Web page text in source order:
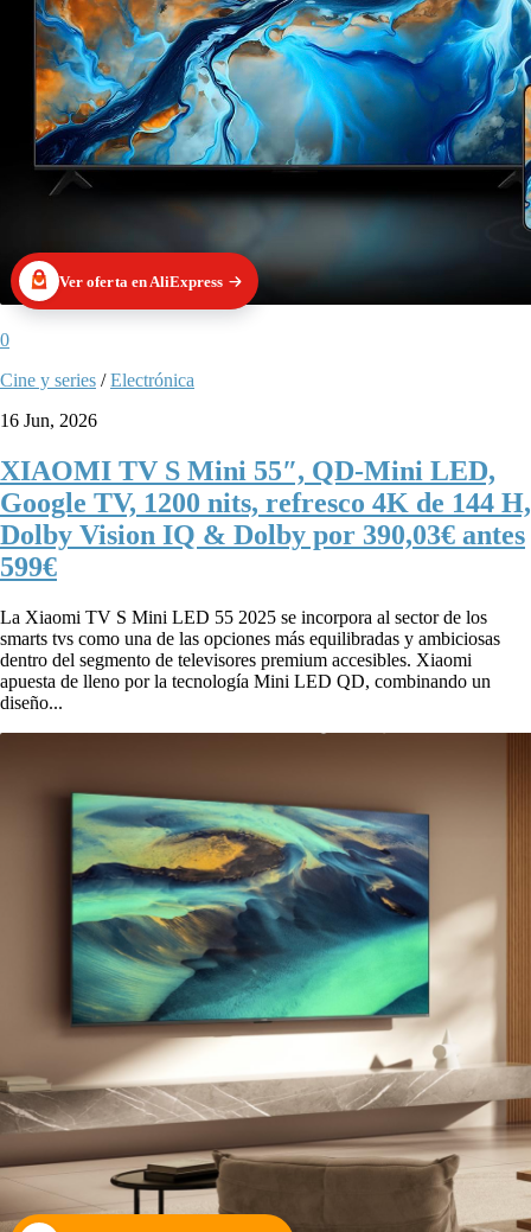
Ver oferta en AliExpress
0
Cine y series /Electrónica
16 Jun, 2026
XIAOMI TV S Mini 55″, QD-Mini LED,
Google TV, 1200 nits, refresco 4K de 144 H,
Dolby Vision IQ & Dolby por 390,03€ antes
599€
La Xiaomi TV S Mini LED 55 2025 se incorpora al sector de los
smarts tvs como una de las opciones más equilibradas y ambiciosas
dentro del segmento de televisores premium accesibles. Xiaomi
apuesta de lleno por la tecnología Mini LED QD, combinando un
diseño...